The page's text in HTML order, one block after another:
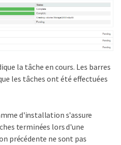
la tâche en cours. Les barres
les tâches ont été effectuées
d'installation s'assure
terminées lors d'une
précédente ne sont pas